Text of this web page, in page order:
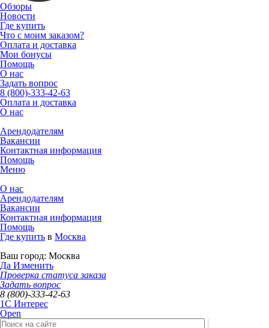
Обзоры
Новости
Где купить
Что с моим заказом?
Оплата и доставка
Мои бонусы
Помощь
О нас
Задать вопрос
8 (800)-333-42-63
Оплата и доставка
О нас
Арендодателям
Вакансии
Контактная информация
Помощь
Меню
О нас
Арендодателям
Вакансии
Контактная информация
Помощь
Где купить в Москва
Ваш город: Москва
Да Изменить
Проверка статуса заказа
Задать вопрос
8 (800)-333-42-63
1C Интерес
Open